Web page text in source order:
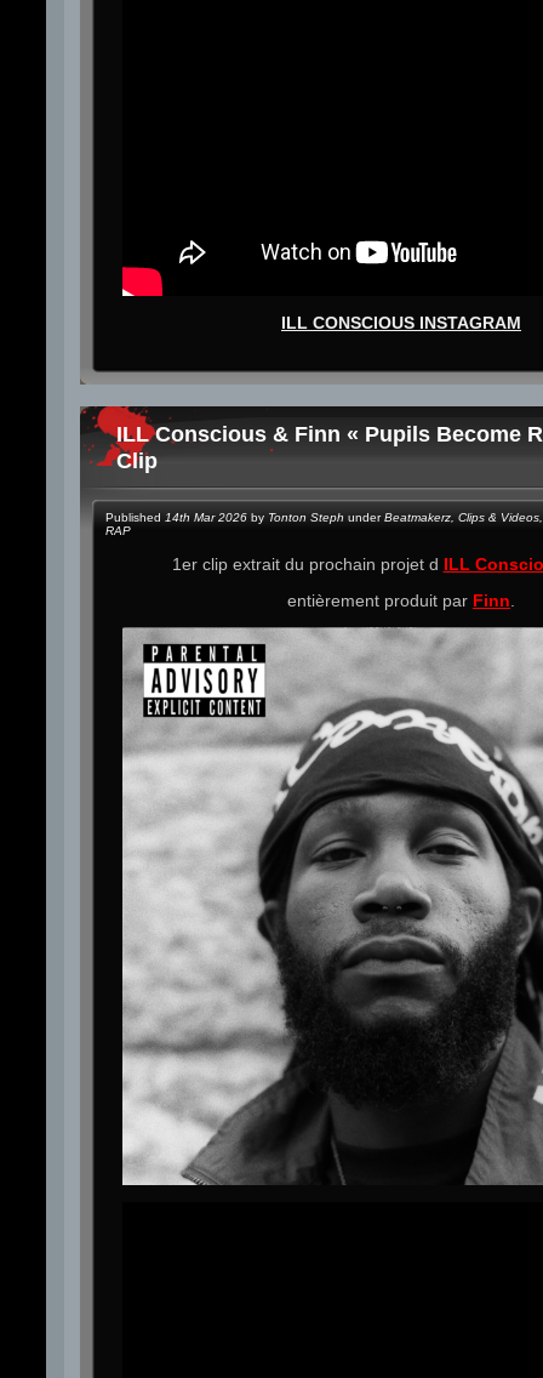
ILL CONSCIOUS INSTAGRAM
ILL Conscious & Finn « Pupils Become
Clip
Published 14th Mar 2026 by Tonton Steph underBeatmakerz Clips & Videos
RAP
1er clip extrait du prochain projet d ILL
entièrement produit par Finn